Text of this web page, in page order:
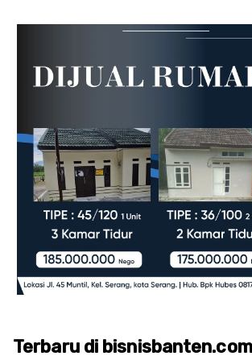
Terbaru di bisnisbanten.com